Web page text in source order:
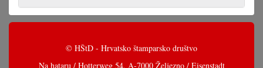
© HŠtD - Hrvatsko štamparsko društvo
Na hataru / Hotterweg 54, A-7000 Željezno / Eisenstadt